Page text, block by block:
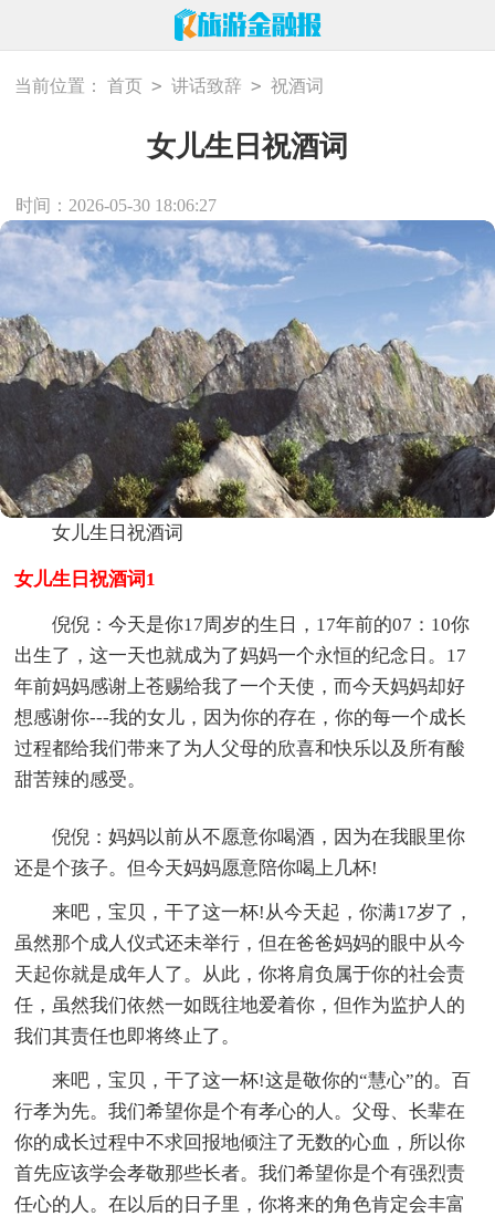
当前位置： 首页 > 讲话致辞 > 祝酒词
女儿生日祝酒词
时间：2026-05-30 18:06:27
女儿生日祝酒词
女儿生日祝酒词1
倪倪：今天是你17周岁的生日，17年前的07：10你
出生了，这一天也就成为了妈妈一个永恒的纪念日。17
年前妈妈感谢上苍赐给我了一个天使，而今天妈妈却好
想感谢你---我的女儿，因为你的存在，你的每一个成长
过程都给我们带来了为人父母的欣喜和快乐以及所有酸
甜苦辣的感受。
倪倪：妈妈以前从不愿意你喝酒，因为在我眼里你
还是个孩子。但今天妈妈愿意陪你喝上几杯!
来吧，宝贝，干了这一杯!从今天起，你满17岁了，
虽然那个成人仪式还未举行，但在爸爸妈妈的眼中从今
天起你就是成年人了。从此，你将肩负属于你的社会责
任，虽然我们依然一如既往地爱着你，但作为监护人的
我们其责任也即将终止了。
来吧，宝贝，干了这一杯!这是敬你的“慧心”的。百
行孝为先。我们希望你是个有孝心的人。父母、长辈在
你的成长过程中不求回报地倾注了无数的心血，所以你
首先应该学会孝敬那些长者。我们希望你是个有强烈责
任心的人。在以后的日子里，你将来的角色肯定会丰富